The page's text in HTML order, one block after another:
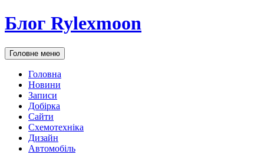
Блог Rylexmoon
Пошук
Головне меню Перейти
до
Головна
Новини
Записи
Добірка
Сайти
Схемотехніка
Дизайн
Автомобіль